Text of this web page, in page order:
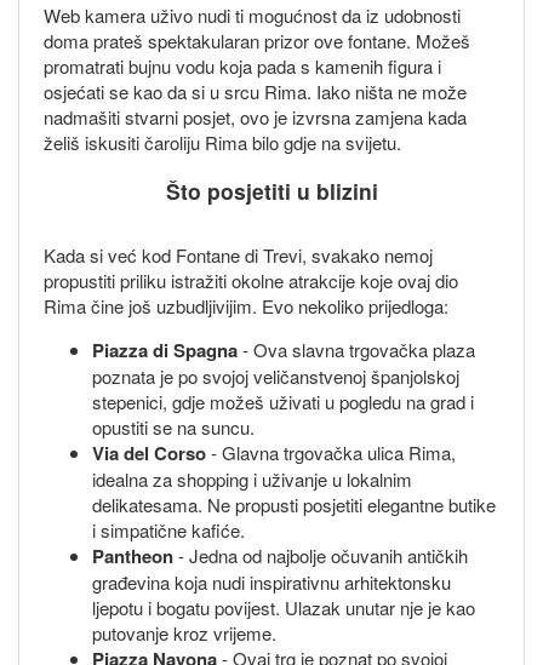
Web kamera uživo nudi ti mogućnost da iz udobnosti
doma prateš spektakularan prizor ove fontane. Možeš
promatrati bujnu vodu koja pada s kamenih figura i
osjećati se kao da si u srcu Rima. Iako ništa ne može
nadmašiti stvarni posjet, ovo je izvrsna zamjena kada
želiš iskusiti čaroliju Rima bilo gdje na svijetu.
Što posjetiti u blizini
Kada si već kod Fontane di Trevi, svakako nemoj
propustiti priliku istražiti okolne atrakcije koje ovaj dio
Rima čine još uzbudljivijim. Evo nekoliko prijedloga:
Piazza di Spagna- Ova slavna trgovačka plaza
poznata je po svojoj veličanstvenoj španjolskoj
stepenici, gdje možeš uživati u pogledu na grad i
opustiti se na suncu.
Via del Corso- Glavna trgovačka ulica Rima,
idealna za shopping i uživanje u lokalnim
delikatesama. Ne propusti posjetiti elegantne butike
i simpatične kafiće.
Pantheon- Jedna od najbolje očuvanih antičkih
građevina koja nudi inspirativnu arhitektonsku
ljepotu i bogatu povijest. Ulazak unutar nje je kao
putovanje kroz vrijeme.
Piazza Navona- Ovaj trg je poznat po svojoj